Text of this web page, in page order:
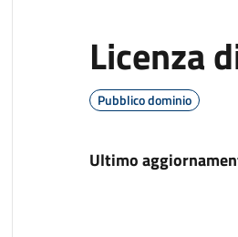
Licenza
Pubblico dominio
Ultimo